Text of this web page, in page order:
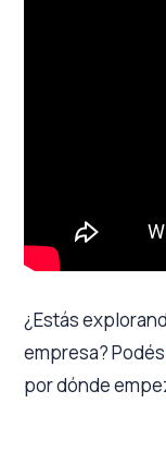
¿Estás
empresa? Podés
por dónde